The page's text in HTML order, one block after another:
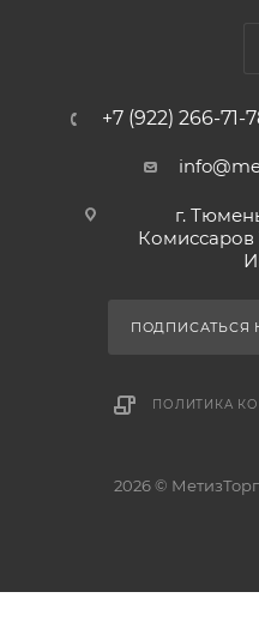
+7 (922) 266-71-
г.
Комиссаров
ПОДПИСАТЬСЯ
ПОЛИТИКА
2026 ©